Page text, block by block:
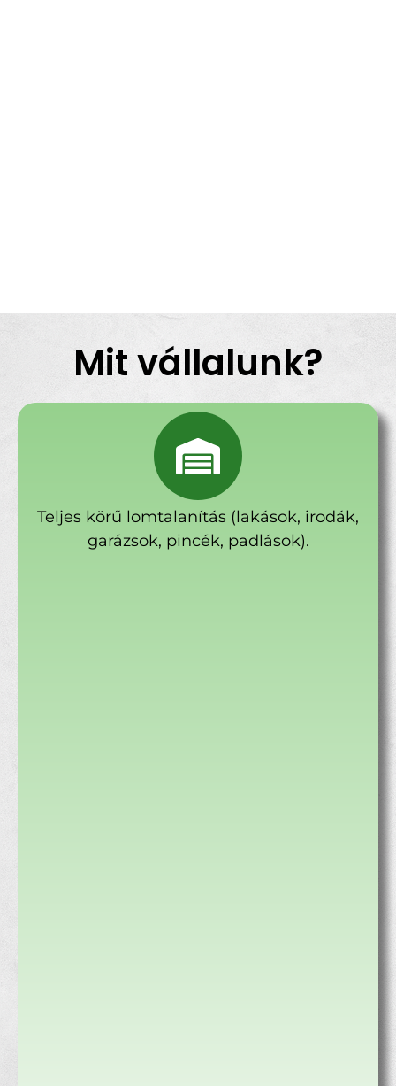
Mit vállalunk?
Teljes körű lomtalanítás (lakások, irodák,
garázsok, pincék, padlások).